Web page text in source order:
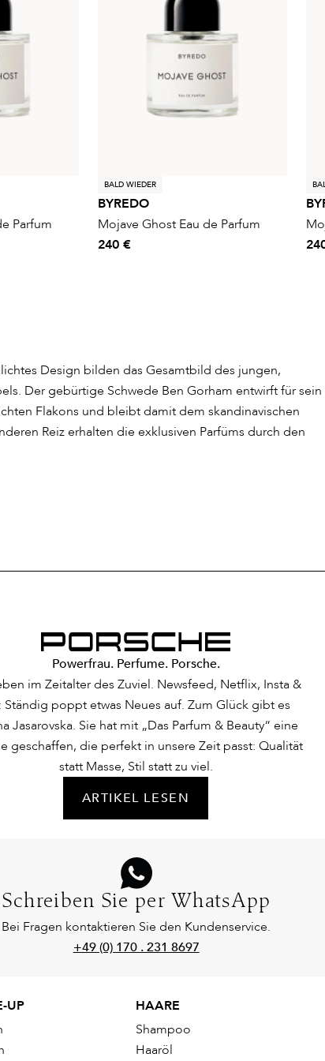
Parfum
BALD WIEDER
BYREDO
Mojave Ghost Eau de Parfum
240 €
Design bilden das Gesamtbild des jungen,
Der gebürtige Schwede Ben Gorham entwirft für sein
Flakons und bleibt damit dem skandinavischen
Reiz erhalten die exklusiven Parfüms durch den
Powerfrau. Perfume. Porsche.
im Zeitalter des Zuviel. Newsfeed, Netflix, Insta &
Ständig poppt etwas Neues auf. Zum Glück gibt es
Jasarovska. Sie hat mit „Das Parfum & Beauty“ eine
geschaffen, die perfekt in unsere Zeit passt: Qualität
statt Masse, Stil statt zu viel.
ARTIKEL LESEN
Schreiben Sie per WhatsApp
Bei Fragen kontaktieren Sie den Kundenservice.
+49 (0) 170 . 231 8697
UP
HAARE
Shampoo
Haaröl